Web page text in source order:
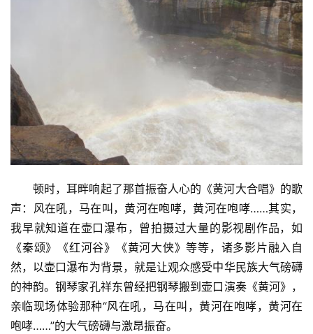
顿时，耳畔响起了那首振奋人心的《黄河大合唱》的歌
声：风在吼，马在叫，黄河在咆哮，黄河在咆哮……其实，
我早就知道在壶口瀑布，曾拍摄过大量的影视剧作品，如
《秦颂》《红河谷》《黄河大侠》等等，诸多影片融入自
然，以壶口瀑布为背景，就是让观众感受中华民族大气磅礴
的神韵。钢琴家孔祥东曾经把钢琴搬到壶口演奏《黄河》，
亲临现场体验那种“风在吼，马在叫，黄河在咆哮，黄河在
咆哮……”的大气磅礴与激昂振奋。